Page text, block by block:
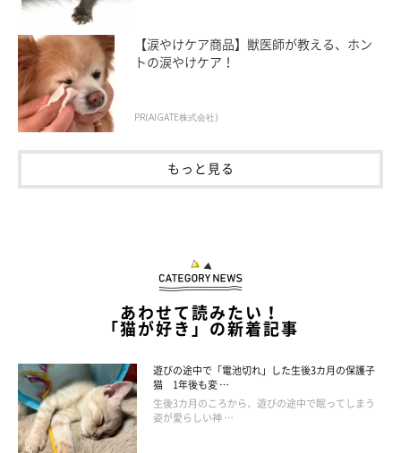
誌、書籍、雑貨など幅広いジャンルで活動中。
愛猫である、うずらとかんたろうの日々を描いた著書 『ねこ連れ
草 うずらとかんたろう徒然ニャッ記』
・ブログChromaket（くろまけっと）
・X（旧ツイッター）：@jinko_yy
ねこ連れ草 うずらとかんたろう徒然ニャッ記
【涙やけケア商品】獣医師が教える、ホン
トの涙やけケア！
PR(AIGATE株式会社)
もっと見る
あわせて読みたい！
「猫が好き」の新着記事
遊びの途中で「電池切れ」した生後3カ月の保護子
猫 1年後も変 …
生後3カ月のころから、遊びの途中で眠ってしまう
姿が愛らしい神 …